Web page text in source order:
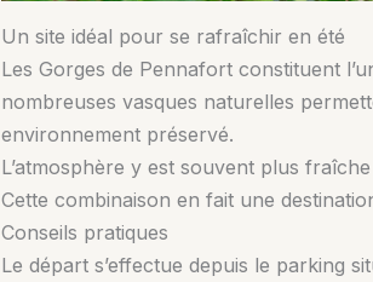
Un site idéal pour se rafraîchir en été
Les Gorges de Pennafort constituent
nombreuses vasques naturelles
environnement préservé.
L’atmosphère y est souvent plus
Cette combinaison en fait une
Conseils pratiques
Le départ s’effectue depuis le parking